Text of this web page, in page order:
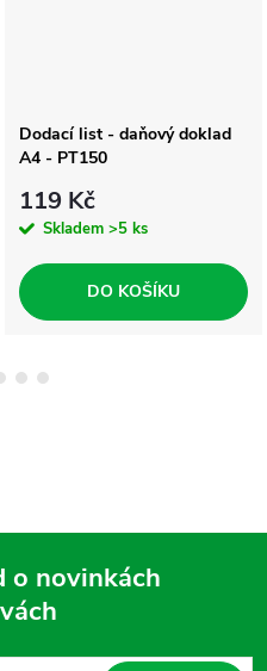
Dodací list - daňový doklad
A4 - PT150
119 Kč
Skladem >5 ks
DO KOŠÍKU
o novinkách